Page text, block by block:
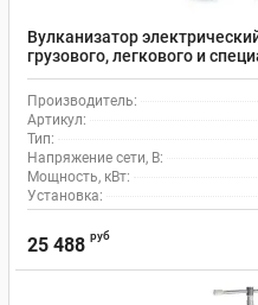
Вулканизатор
грузового, легкового и
Производитель:
Артикул:
Тип:
Напряжение сети, В:
Мощность, кВт:
Установка:
25 488 руб